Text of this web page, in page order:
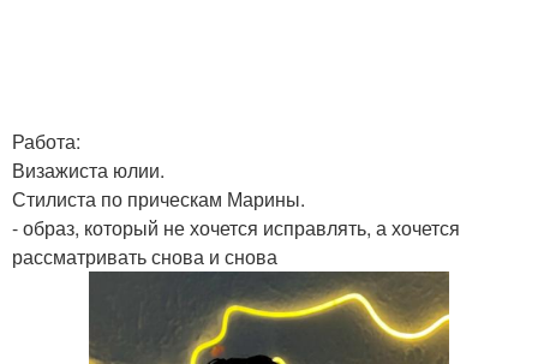
Работа:
Визажиста юлии.
Стилиста по прическам Марины.
- образ, который не хочется исправлять, а хочется
рассматривать снова и снова